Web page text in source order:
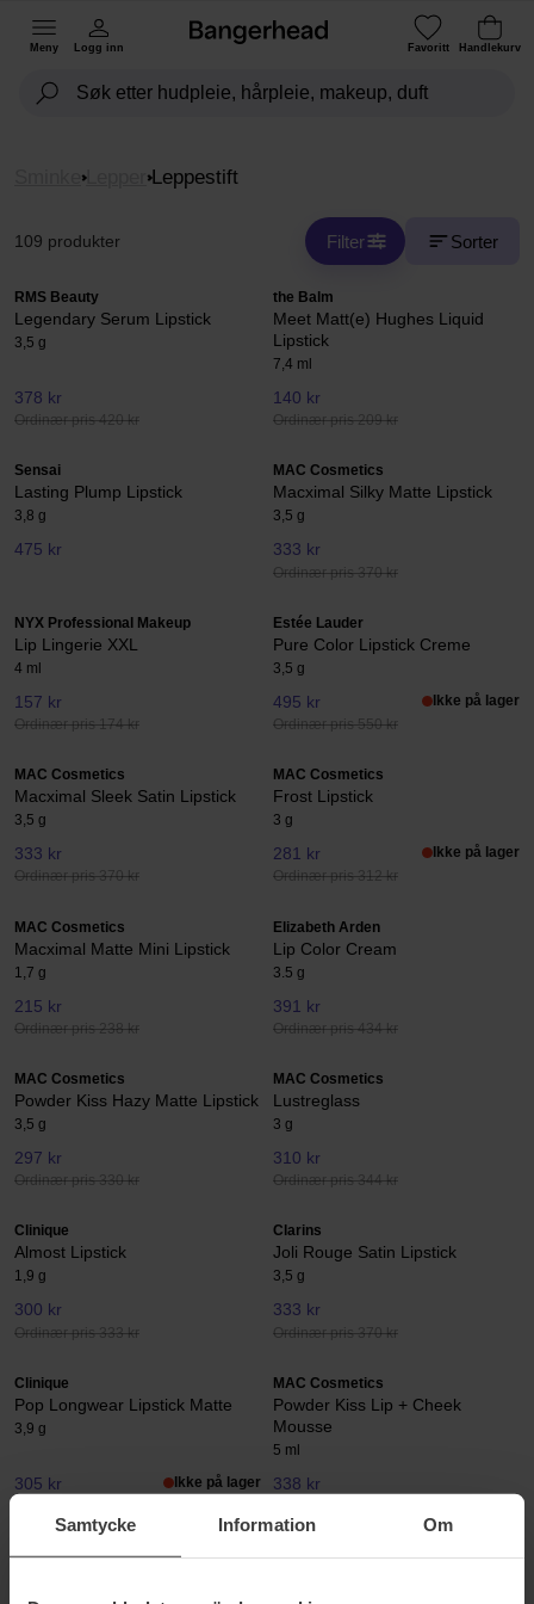
Samtycke Information Om
Meny Logg inn Favoritt Handlekurv
Lepper Leppestift
109 produkter Filter Sorter
RMS Beauty
Legendary Serum Lipstick
3,5 g
378 kr
Ordinær pris 420 kr
the Balm
Meet Matt(e) Hughes Liquid
Lipstick
7,4 ml
140 kr
Ordinær pris 209 kr
Sensai
Lasting Plump Lipstick
3,8 g
475 kr
MAC Cosmetics
Macximal Silky Matte Lipstick
3,5 g
333 kr
Ordinær pris 370 kr
NYX Professional Makeup
Lip Lingerie XXL
4 ml
157 kr
Ordinær pris 174 kr
Estée Lauder
Pure Color Lipstick Creme
3,5 g
495 kr
Ordinær pris 550 kr
Ikke på lager
MAC Cosmetics
Macximal Sleek Satin Lipstick
3,5 g
333 kr
Ordinær pris 370 kr
MAC Cosmetics
Frost Lipstick
3 g
281 kr
Ordinær pris 312 kr
Ikke på lager
MAC Cosmetics
Macximal Matte Mini Lipstick
1,7 g
215 kr
Ordinær pris 238 kr
Elizabeth Arden
Lip Color Cream
3.5 g
391 kr
Ordinær pris 434 kr
MAC Cosmetics
Powder Kiss Hazy Matte Lipstick
3,5 g
297 kr
Ordinær pris 330 kr
MAC Cosmetics
Lustreglass
3 g
310 kr
Ordinær pris 344 kr
Clinique
Almost Lipstick
1,9 g
300 kr
Ordinær pris 333 kr
Clarins
Joli Rouge Satin Lipstick
3,5 g
333 kr
Ordinær pris 370 kr
Clinique
Pop Longwear Lipstick Matte
3,9 g
305 kr Ikke på lager
MAC Cosmetics
Powder Kiss Lip + Cheek
Mousse
5 ml
338 kr
Elizabeth Arden Clarins